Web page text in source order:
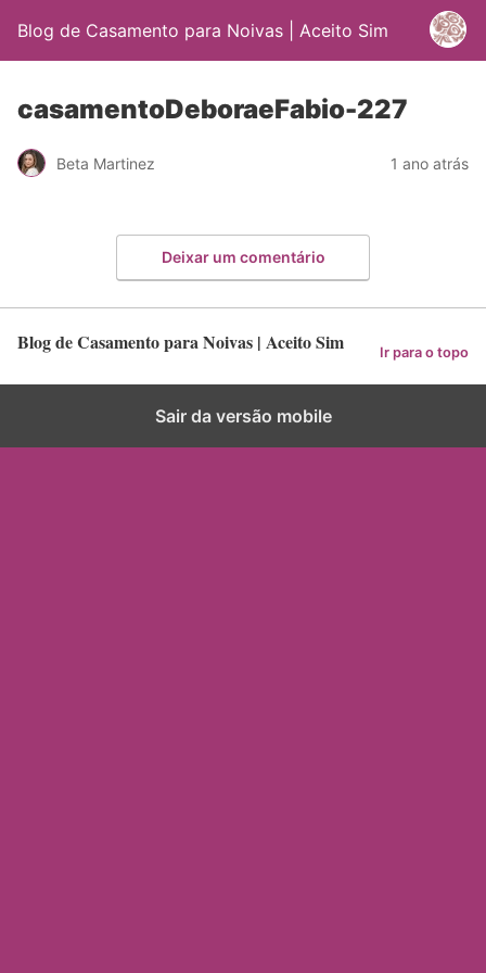
Blog de Casamento para Noivas | Aceito Sim
casamentoDeboraeFabio-227
Beta Martinez 1 ano atrás
Deixar um comentário
Blog de Casamento para Noivas | Aceito Sim Ir para o topo
Sair da versão mobile